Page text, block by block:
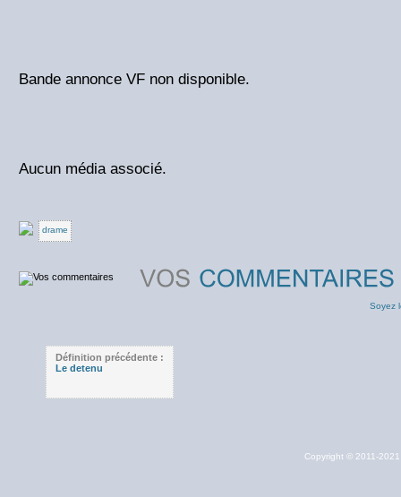
Bande annonce VF non disponible.
Aucun média associé.
drame
Soyez
Définition précédente :
Le detenu
Copyright © 2011-